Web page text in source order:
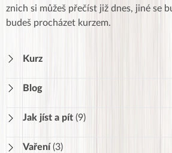
znich si můžeš přečíst již dnes, jiné se
budeš procházet kurzem.
Kurz
Blog
Jak jíst a pít (9)
Stravovací návyky
Vaření (3)